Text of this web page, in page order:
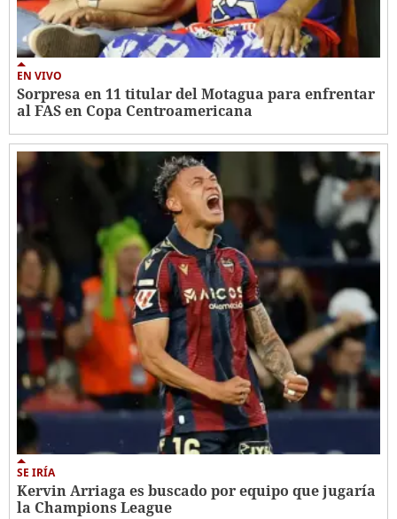
EN VIVO
Sorpresa en 11 titular del Motagua para enfrentar
al FAS en Copa Centroamericana
SE IRÍA
Kervin Arriaga es buscado por equipo que jugaría
la Champions League